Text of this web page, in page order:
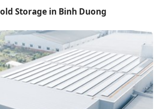
Storage in Binh Duong